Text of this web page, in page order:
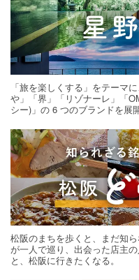
「旅を楽しくする」をテーマ
や」「界」「リゾナーレ」「
シー)」の 6 つのブランドを展
松阪のまちを歩くと、まだ知
が一人で巡り、出会った店主
と、松阪に行きたくなる。